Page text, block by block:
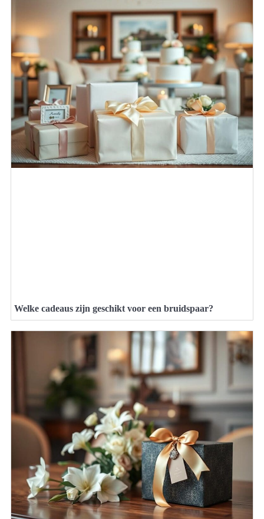
Welke cadeaus zijn geschikt voor een bruidspaar?